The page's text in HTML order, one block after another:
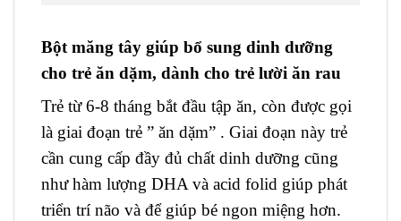
Bột măng tây giúp bổ sung dinh dưỡng
cho trẻ ăn dặm, dành cho trẻ lười ăn rau
Trẻ từ 6-8 tháng bắt đầu tập ăn, còn được gọi
là giai đoạn trẻ ” ăn dặm” . Giai đoạn này trẻ
cần cung cấp đầy đủ chất dinh dưỡng cũng
như hàm lượng DHA và acid folid giúp phát
triển trí não và để giúp bé ngon miệng hơn.